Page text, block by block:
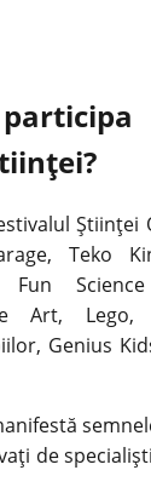
Științei
Teko
Fun
Art, Lego,
Genius
de